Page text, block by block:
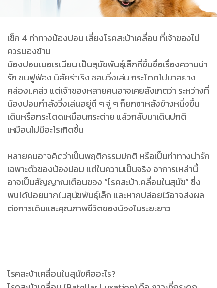
เช็ก 4 ท่าทางน้องปอม เสี่ยงโรคสะบ้าเคลื่อน ที่เจ้าของไม่
ควรมองข้าม
น้องปอมเมอเรเนียน เป็นสุนัขพันธุ์เล็กที่ขึ้นชื่อเรื่องความน่า
รัก ขนฟูฟ่อง นิสัยร่าเริง ชอบวิ่งเล่น กระโดดไปมาอย่าง
คล่องแคล่ว แต่เจ้าของหลายคนอาจเคยสังเกตว่า ระหว่างที่
น้องปอมกำลังวิ่งเล่นอยู่ดี ๆ จู่ ๆ ก็ยกขาหลังข้างหนึ่งขึ้น
เดินหรือกระโดดเหมือนกระต่าย แล้วกลับมาเดินปกติ
เหมือนไม่มีอะไรเกิดขึ้น
หลายคนอาจคิดว่าเป็นพฤติกรรมปกติ หรือเป็นท่าทางน่ารัก
เฉพาะตัวของน้องปอม แต่ในความเป็นจริง อาการเหล่านี้
อาจเป็นสัญญาณเตือนของ “โรคสะบ้าเคลื่อนในสุนัข” ซึ่ง
พบได้บ่อยมากในสุนัขพันธุ์เล็ก และหากปล่อยไว้อาจส่งผล
ต่อการเดินและคุณภาพชีวิตของน้องในระยะยาว
โรคสะบ้าเคลื่อนในสุนัขคืออะไร?